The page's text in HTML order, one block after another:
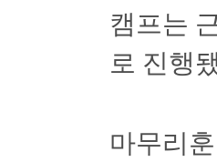
캠프는
로 진행
마무리